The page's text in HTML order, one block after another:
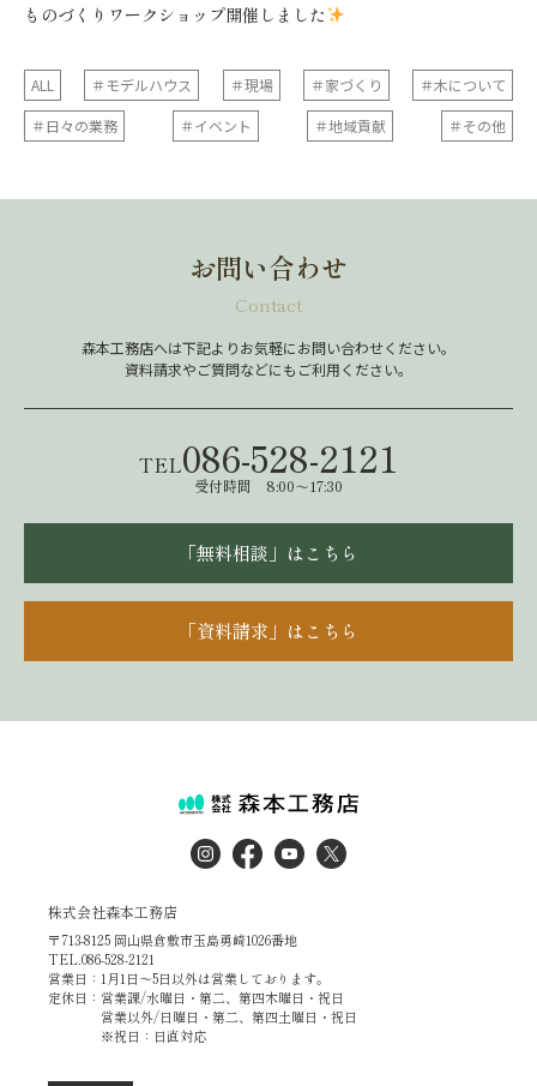
ものづくりワークショップ開催しました
ALL ＃モデルハウス ＃現場 ＃家づくり
＃木について
＃日々の業務
＃イベント ＃地域貢献 ＃その他
お問い合わせ
Contact
森本工務店へは下記よりお気軽にお問い合わせください。
資料請求やご質問などにもご利用ください。
TEL086-528-2121
受付時間 8:00～17:30
「無料相談」はこちら
「資料請求」はこちら
株式会社森本工務店
〒713-8125 岡山県倉敷市玉島勇崎1026番地
TEL.086-528-2121
営業日：1月1日～5日以外は営業しております。
定休日：営業課/水曜日・第二、第四木曜日・祝日
営業以外/日曜日・第二、第四土曜日・祝日
※祝日：日直対応